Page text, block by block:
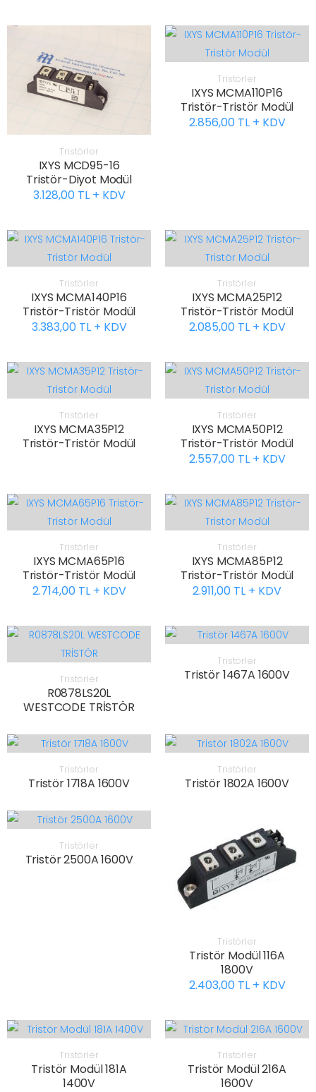
Tristörler
IXYS MCD95-16
Tristör-Diyot Modül
3.128,00 TL + KDV
Tristörler
IXYS MCMA110P16
Tristör-Tristör Modül
2.856,00 TL + KDV
Tristörler
IXYS MCMA140P16
Tristör-Tristör Modül
3.383,00 TL + KDV
Tristörler
IXYS MCMA25P12
Tristör-Tristör Modül
2.085,00 TL + KDV
Tristörler
IXYS MCMA35P12
Tristör-Tristör Modül
Tristörler
IXYS MCMA50P12
Tristör-Tristör Modül
2.557,00 TL + KDV
Tristörler
IXYS MCMA65P16
Tristör-Tristör Modül
2.714,00 TL + KDV
Tristörler
IXYS MCMA85P12
Tristör-Tristör Modül
2.911,00 TL + KDV
Tristörler
R0878LS20L
WESTCODE TRİSTÖR
Tristörler
Tristör 1467A 1600V
Tristörler
Tristör 1718A 1600V
Tristörler
Tristör 1802A 1600V
Tristörler
Tristör 2500A 1600V
Tristörler
Tristör Modül 116A
1800V
2.403,00 TL + KDV
Tristörler
Tristör Modül 181A
1400V
Tristörler
Tristör Modül 216A
1600V